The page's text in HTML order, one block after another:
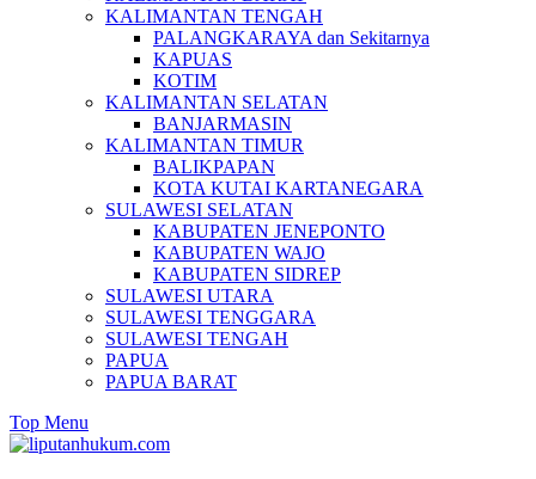
KALIMANTAN TENGAH
PALANGKARAYA dan Sekitarnya
KAPUAS
KOTIM
KALIMANTAN SELATAN
BANJARMASIN
KALIMANTAN TIMUR
BALIKPAPAN
KOTA KUTAI KARTANEGARA
SULAWESI SELATAN
KABUPATEN JENEPONTO
KABUPATEN WAJO
KABUPATEN SIDREP
SULAWESI UTARA
SULAWESI TENGGARA
SULAWESI TENGAH
PAPUA
PAPUA BARAT
Top Menu